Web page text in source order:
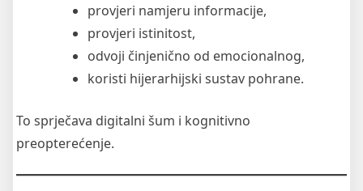
provjeri namjeru informacije,
provjeri istinitost,
odvoji činjenično od emocionalnog,
koristi hijerarhijski sustav pohrane.
To sprječava digitalni šum i kognitivno
preopterećenje.